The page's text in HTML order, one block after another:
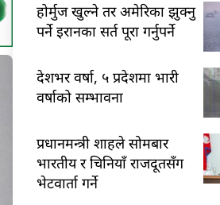
होर्मुज खुल्ने तर अमेरिका झुक्नु
पर्ने इरानका सर्त पूरा गर्नुपर्ने
देशभर वर्षा, ५ प्रदेशमा भारी
वर्षाको सम्भावना
प्रधानमन्त्री शाहले सोमबार
भारतीय र चिनियाँ राजदूतसँग
भेटवार्ता गर्ने